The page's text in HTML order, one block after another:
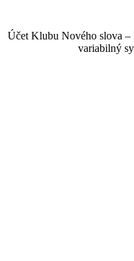
Účet Klubu Nového slova
variabilný